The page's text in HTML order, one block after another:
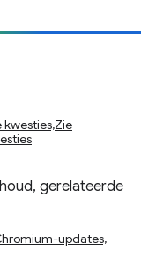
gerelateerde
updates,